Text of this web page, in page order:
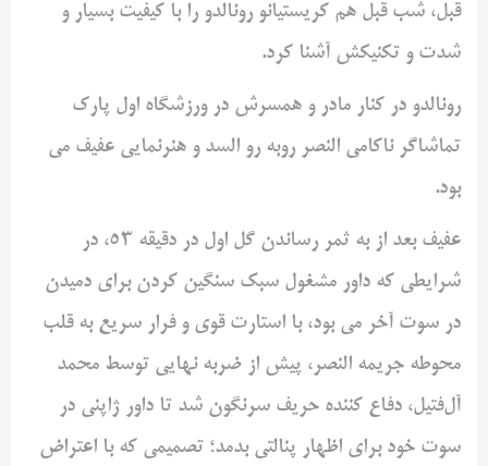
قبل، شب قبل هم کریستیانو رونالدو را با کیفیت بسیار و
شدت و تکنیکش آشنا کرد.
رونالدو در کنار مادر و همسرش در ورزشگاه اول پارک
تماشاگر ناکامی النصر روبه رو السد و هنرنمایی عفیف می
بود.
عفیف بعد از به ثمر رساندن گل اول در دقیقه 53، در
شرایطی که داور مشغول سبک سنگین کردن برای دمیدن
در سوت آخر می بود، با استارت قوی و فرار سریع به قلب
محوطه جریمه النصر، پیش از ضربه نهایی توسط محمد
آل‌فتیل، دفاع کننده حریف سرنگون شد تا داور ژاپنی در
سوت خود برای اظهار پنالتی بدمد؛ تصمیمی که با اعتراض